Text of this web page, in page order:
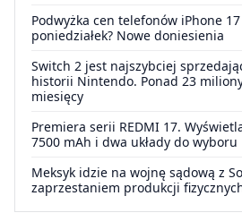
Podwyżka cen telefonów iPhone
poniedziałek? Nowe doniesienia
Switch 2 jest najszybciej
historii Nintendo. Ponad 23
miesięcy
Premiera serii REDMI 17.
7500 mAh i dwa układy do wyboru
Meksyk idzie na wojnę sądową z
zaprzestaniem produkcji